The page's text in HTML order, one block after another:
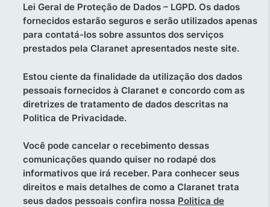
Lei Geral de Proteção de Dados – LGPD. Os dados
fornecidos estarão seguros e serão utilizados apenas
para contatá-los sobre assuntos dos serviços
prestados pela Claranet apresentados neste site.
Estou ciente da finalidade da utilização dos dados
pessoais fornecidos à Claranet e concordo com as
diretrizes de tratamento de dados descritas na
Politica de Privacidade.
Você pode cancelar o recebimento dessas
comunicações quando quiser no rodapé dos
informativos que irá receber. Para conhecer seus
direitos e mais detalhes de como a Claranet trata
seus dados pessoais confira nossa Politica de